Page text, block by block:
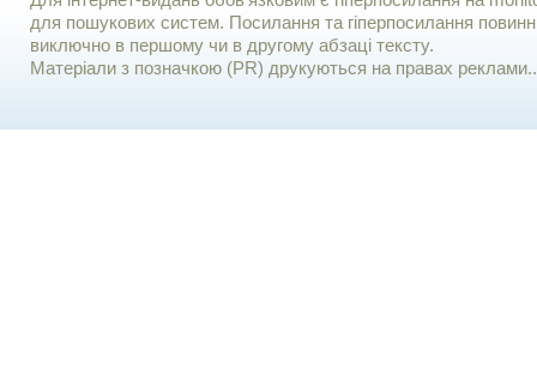
для пошукових систем. Посилання та гіперпосилання
виключно в першому чи в другому абзаці тексту.
Матеріали з позначкою (PR) друкуються на правах реклами..